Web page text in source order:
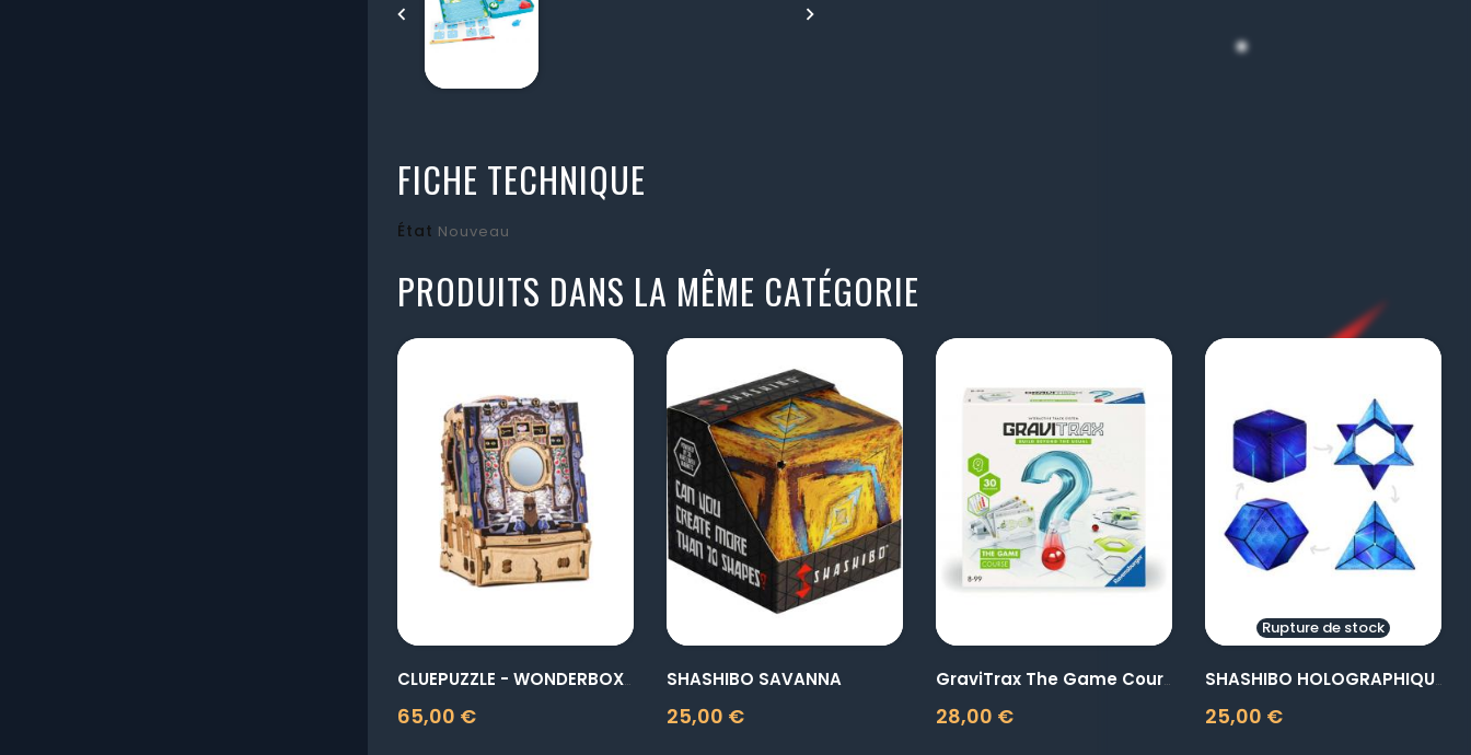
 
FICHE TECHNIQUE
État Nouveau
PRODUITS DANS LA MÊME CATÉGORIE
visibility
CLUEPUZZLE - WONDERBOX OF...
65,00 €
Prix
visibility
SHASHIBO SAVANNA
25,00 €
Prix
visibility
GraviTrax The Game Course
28,00 €
Prix
Rupture de stock
SHASHIBO HOLOGRAPHIQUE VAPOR
25,00 €
Prix